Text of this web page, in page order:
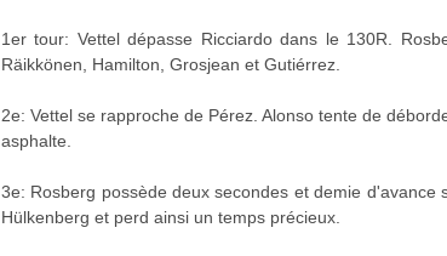
1er tour: Vettel dépasse Ricciardo dans le 130R.
Räikkönen, Hamilton, Grosjean et Gutiérrez.
2e: Vettel se rapproche de Pérez. Alonso tente de
asphalte.
3e: Rosberg possède deux secondes et demie d'avance
Hülkenberg et perd ainsi un temps précieux.